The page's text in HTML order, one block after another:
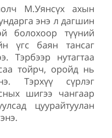
М.Уянсүх ахын
энэ л дагшин
болохоор түүний
үгс баян тансаг
Тэрбээр нутагтаа
тойрч, оройд нь
Тэрхүү сүрлэг
шигээ чангаар
цуурайтуулан